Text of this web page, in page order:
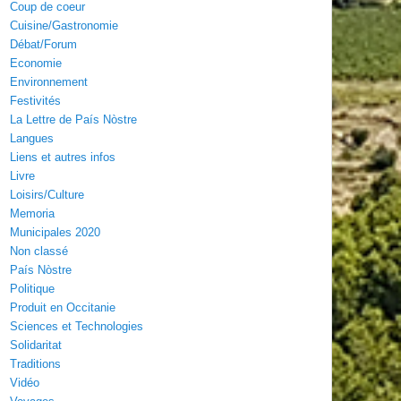
Coup de coeur
Cuisine/Gastronomie
Débat/Forum
Economie
Environnement
Festivités
La Lettre de País Nòstre
Langues
Liens et autres infos
Livre
Loisirs/Culture
Memoria
Municipales 2020
Non classé
País Nòstre
Politique
Produit en Occitanie
Sciences et Technologies
Solidaritat
Traditions
Vidéo